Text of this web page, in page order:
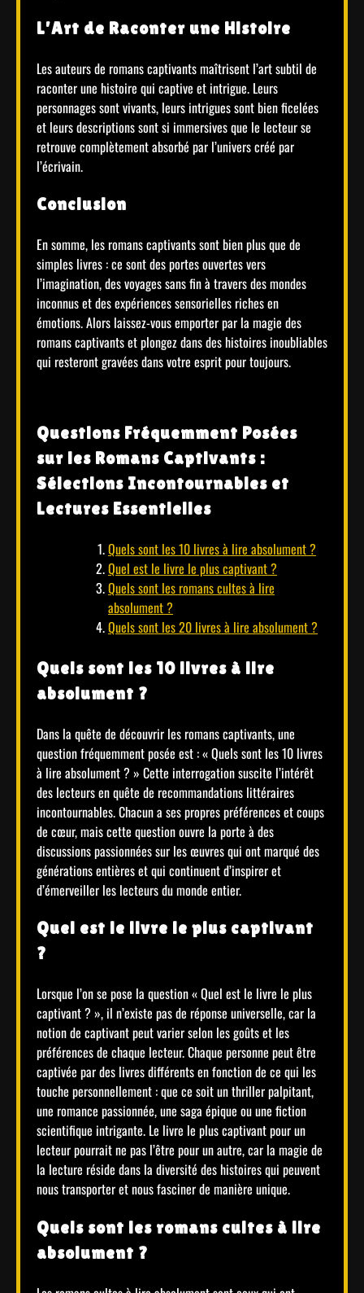
L’Art de Raconter une Histoire
Les auteurs de romans captivants maîtrisent l’art subtil de
raconter une histoire qui captive et intrigue. Leurs
personnages sont vivants, leurs intrigues sont bien ficelées
et leurs descriptions sont si immersives que le lecteur se
retrouve complètement absorbé par l’univers créé par
l’écrivain.
Conclusion
En somme, les romans captivants sont bien plus que de
simples livres : ce sont des portes ouvertes vers
l’imagination, des voyages sans fin à travers des mondes
inconnus et des expériences sensorielles riches en
émotions. Alors laissez-vous emporter par la magie des
romans captivants et plongez dans des histoires inoubliables
qui resteront gravées dans votre esprit pour toujours.
Questions Fréquemment Posées
sur les Romans Captivants :
Sélections Incontournables et
Lectures Essentielles
Quels sont les 10 livres à lire absolument ?
Quel est le livre le plus captivant ?
Quels sont les romans cultes à lire
absolument ?
Quels sont les 20 livres à lire absolument ?
Quels sont les 10 livres à lire
absolument ?
Dans la quête de découvrir les romans captivants, une
question fréquemment posée est : « Quels sont les 10 livres
à lire absolument ? » Cette interrogation suscite l’intérêt
des lecteurs en quête de recommandations littéraires
incontournables. Chacun a ses propres préférences et coups
de cœur, mais cette question ouvre la porte à des
discussions passionnées sur les œuvres qui ont marqué des
générations entières et qui continuent d’inspirer et
d’émerveiller les lecteurs du monde entier.
Quel est le livre le plus captivant
?
Lorsque l’on se pose la question « Quel est le livre le plus
captivant ? », il n’existe pas de réponse universelle, car la
notion de captivant peut varier selon les goûts et les
préférences de chaque lecteur. Chaque personne peut être
captivée par des livres différents en fonction de ce qui les
touche personnellement : que ce soit un thriller palpitant,
une romance passionnée, une saga épique ou une fiction
scientifique intrigante. Le livre le plus captivant pour un
lecteur pourrait ne pas l’être pour un autre, car la magie de
la lecture réside dans la diversité des histoires qui peuvent
nous transporter et nous fasciner de manière unique.
Quels sont les romans cultes à lire
absolument ?